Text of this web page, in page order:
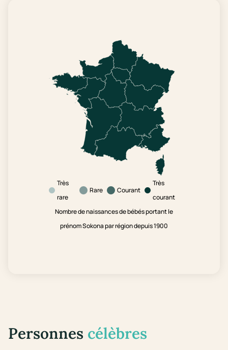
Très
rare
Rare Courant
Très
courant
Nombre de naissances de bébés portant le
prénom Sokona par région depuis 1900
Personnes célèbres